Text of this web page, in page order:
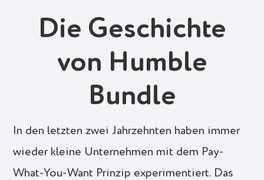
Die Geschichte
von Humble
Bundle
In den letzten zwei Jahrzehnten haben immer
wieder kleine Unternehmen mit dem Pay-
What-You-Want Prinzip experimentiert. Das